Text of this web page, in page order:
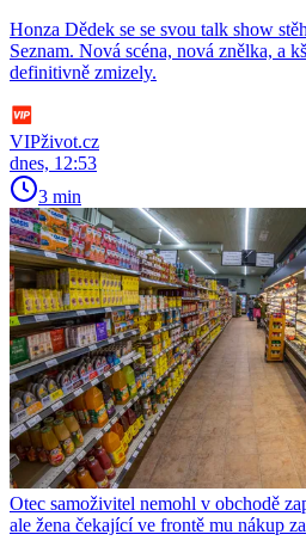
Honza Dědek se se svou talk show
Seznam. Nová scéna, nová znělka, a
definitivně zmizely.
VIPživot.cz
dnes, 12:53
3 min
Otec samoživitel nemohl v obchodě
ale žena čekající ve frontě mu nákup